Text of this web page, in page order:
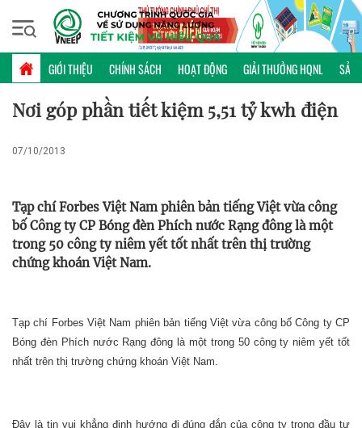
GIỚI THIỆU CHÍNH SÁCH HOẠT ĐỘNG GIẢI THƯỞNG HQNL SẢN
Thứ bảy, 08/08/2026 | 10:47 GMT+7
KINH NGHIỆM
Nơi góp phần tiết kiệm 5,51 tỷ kwh điện
07/10/2013
Tạp chí Forbes Việt Nam phiên bản tiếng Việt vừa công
bố Công ty CP Bóng đèn Phích nước Rạng đông là một
trong 50 công ty niêm yết tốt nhất trên thị trường
chứng khoán Việt Nam.
Tạp chí Forbes Việt Nam phiên bản tiếng Việt vừa công bố Công ty CP
Bóng đèn Phích nước Rạng đông là một trong 50 công ty niêm yết tốt
nhất trên thị trường chứng khoán Việt Nam.
Đây là tin vui khẳng định hướng đi đúng đắn của công ty trong đầu tư